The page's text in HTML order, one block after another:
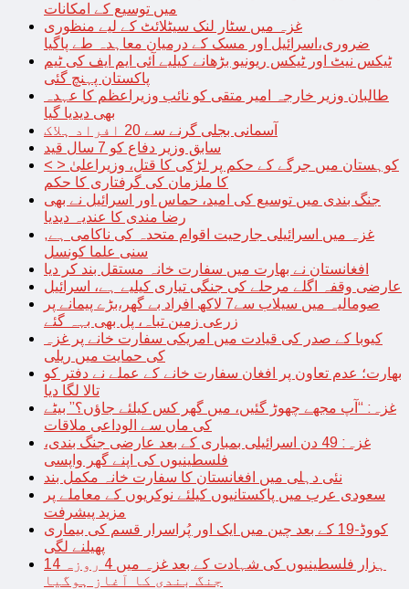
میں توسیع کے امکانات
غزہ میں سٹار لنک سیٹلائٹ کے لیے منظوری
ضروری،اسرائیل اور مسک کے درمیان معاہدہ طے پاگیا
ٹیکس نیٹ اور ٹیکس ریونیو بڑھانے کیلیے آئی ایم ایف کی ٹیم
پاکستان پہنچ گئی
طالبان وزیر خارجہ امیر متقی کو نائب وزیراعظم کا عہدہ
بھی دیدیا گیا
آسمانی بجلی گرنے سے 20 افراد ہلاک
سابق وزیر دفاع کو 7 سال قید
< > کوہستان میں جرگے کے حکم پر لڑکی کا قتل، وزیراعلیٰ
کا ملزمان کی گرفتاری کا حکم
جنگ بندی میں توسیع کی امید، حماس اور اسرائیل نے بھی
رضا مندی کا عندیہ دیدیا
غزہ میں اسرائیلی جارحیت اقوام متحدہ کی ناکامی ہے,
سنی علما کونسل
افغانستان نے بھارت میں سفارت خانہ مستقل بند کر دیا
عارضی وقفہ اگلے مرحلے کی جنگی تیاری کیلیے ہے، اسرائیل
صومالیہ میں سیلاب سے7 لاکھ افراد بے گھر،بڑے پیمانے پر
زرعی زمین تباہ، پل بھی بہہ گئے
کیوبا کے صدر کی قیادت میں امریکی سفارت خانے پر غزہ
کی حمایت میں ریلی
بھارت؛ عدم تعاون پر افغان سفارت خانے کے عملے نے دفتر کو
تالا لگا دیا
غزہ: “آپ مجھے چھوڑ گئیں، میں گھر کس کیلئے جاؤں؟” بیٹے
کی ماں سے الوداعی ملاقات
غزہ: 49 دن اسرائیلی بمباری کے بعد عارضی جنگ بندی،
فلسطینیوں کی اپنے گھر واپسی
نئی دہلی میں افغانستان کا سفارت خانہ مکمل بند
سعودی عرب میں پاکستانیوں کیلئے نوکریوں کے معاملے پر
مزید پیشرفت
کووڈ-19 کے بعد چین میں ایک اور پُراسرار قسم کی بیماری
پھیلنے لگی
14 ہزار فلسطینیوں کی شہادت کے بعد غزہ میں 4 روزہ
جنگ بندی کا آغاز ہوگیا